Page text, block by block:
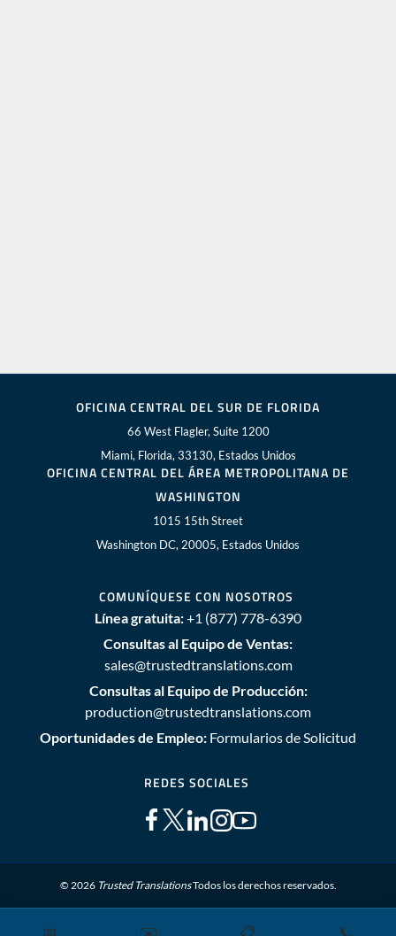
OFICINA CENTRAL DEL SUR DE FLORIDA
66 West Flagler, Suite 1200
Miami, Florida, 33130, Estados Unidos
OFICINA CENTRAL DEL ÁREA METROPOLITANA DE
WASHINGTON
1015 15th Street
Washington DC, 20005, Estados Unidos
COMUNÍQUESE CON NOSOTROS
Línea gratuita:+1 (877) 778-6390
Consultas al Equipo de Ventas:
sales@trustedtranslations.com
Consultas al Equipo de Producción:
production@trustedtranslations.com
Oportunidades de Empleo: Formularios de Solicitud
REDES SOCIALES
© 2026 Trusted TranslationsTodos los derechos reservados.
Mapa del sitio Términos y Condiciones Política de privacidad
📅 ✉️ 📋 📞